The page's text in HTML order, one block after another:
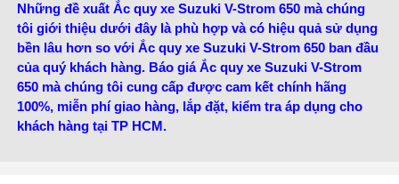
Những đề xuất Ắc quy xe Suzuki V-Strom 650 mà chúng
tôi giới thiệu dưới đây là phù hợp và có hiệu quả sử dụng
bền lâu hơn so với Ắc quy xe Suzuki V-Strom 650 ban đầu
của quý khách hàng. Báo giá Ắc quy xe Suzuki V-Strom
650 mà chúng tôi cung cấp được cam kết chính hãng
100%, miễn phí giao hàng, lắp đặt, kiểm tra áp dụng cho
khách hàng tại TP HCM.